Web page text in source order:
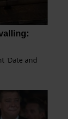
website blijft